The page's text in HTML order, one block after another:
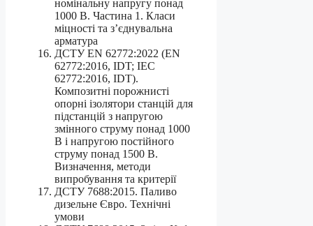
номінальну напругу понад
1000 В. Частина 1. Класи
міцності та з’єднувальна
арматура
ДСТУ EN 62772:2022 (EN
62772:2016, IDT; IEC
62772:2016, IDT).
Композитні порожнисті
опорні ізолятори станцій для
підстанцій з напругою
змінного струму понад 1000
В і напругою постійного
струму понад 1500 В.
Визначення, методи
випробування та критерії
ДСТУ 7688:2015. Паливо
дизельне Євро. Технічні
умови